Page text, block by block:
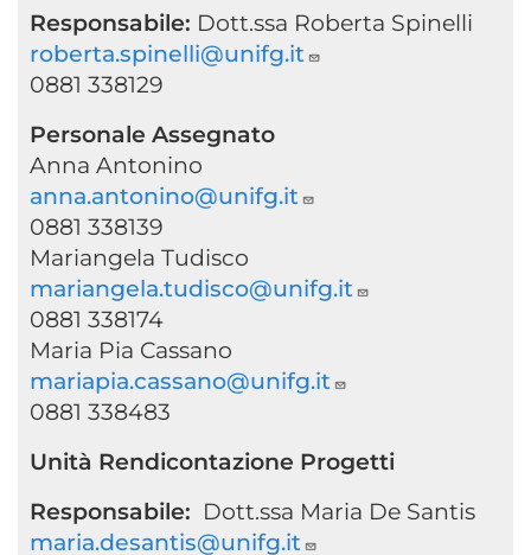
Responsabile: Dott.ssa Roberta Spinelli
roberta.spinelli@unifg.it
0881 338129
Personale Assegnato
Anna Antonino
anna.antonino@unifg.it
0881 338139
Mariangela Tudisco
mariangela.tudisco@unifg.it
0881 338174
Maria Pia Cassano
mariapia.cassano@unifg.it
0881 338483
Unità Rendicontazione Progetti
Responsabile: Dott.ssa Maria De Santis
maria.desantis@unifg.it